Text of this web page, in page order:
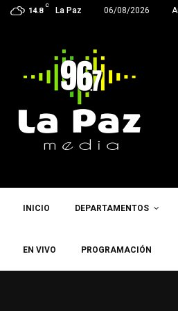
14.8
C
La Paz 06/08/2026
La próxima
INICIO DEPARTAMENTOS
EN VIVO PROGRAMACIÓN